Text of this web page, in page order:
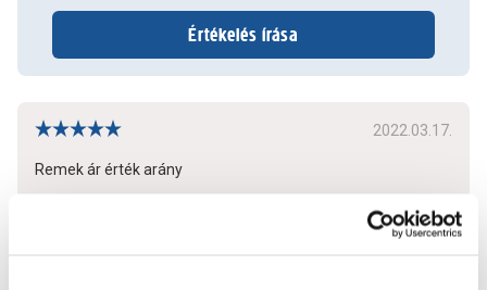
Értékelés írása
2022.03.17.
Remek ár érték arány
0 0